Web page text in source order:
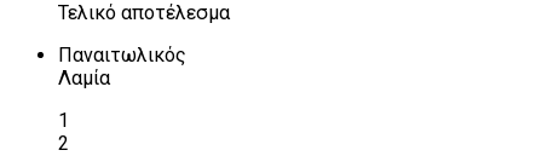
Τελικό αποτέλεσμα
Παναιτωλικός
Λαμία
1
2